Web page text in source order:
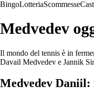
BingoLotteriaScommesse
Medvedev
Il mondo del tennis è in
Davail Medvedev e Jannik
Medvedev